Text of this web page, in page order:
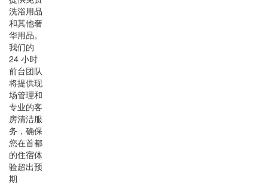
洗浴用品
和其他奢
华用品。
我们的
24 小时
前台团队
将提供现
场管理和
专业的客
房清洁服
务，确保
您在首都
的住宿体
验超出预
期